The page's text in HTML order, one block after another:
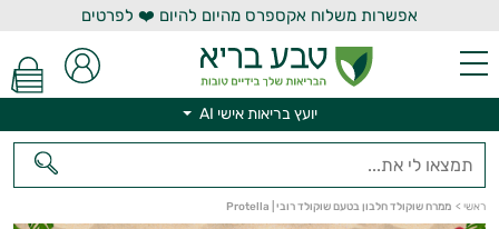
אפשרות משלוח אקספרס מהיום להיום ❤️ לפרטים
יועץ בריאות אישי AI
ראשי > ממרח שוקולד חלבון בטעם שוקולד רובי | Protella